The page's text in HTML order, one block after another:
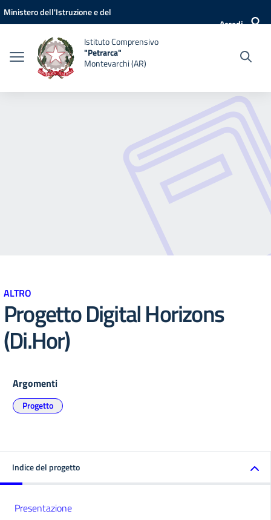
Vai ai contenuti
Vai al menu di navigazione
Vai al footer
Ministero dell'Istruzione e del
Accedi
Istituto Comprensivo
"Petrarca"
Montevarchi (AR)
ALTRO
Progetto Digital Horizons
(Di.Hor)
Argomenti
Progetto
Indice del progetto
Presentazione